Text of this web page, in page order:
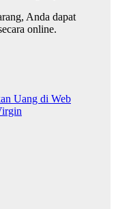
Anda dapat
online.
Uang di Web